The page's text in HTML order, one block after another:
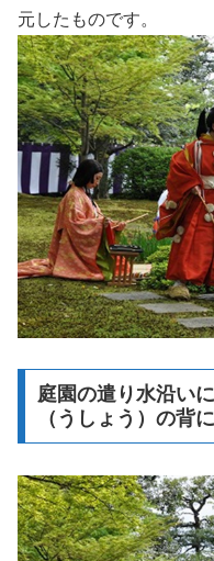
元したものです。
庭園の遣り水沿い
（うしょう）の背